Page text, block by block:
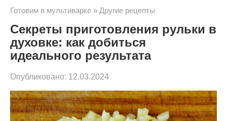
Готовим в мультиварке » Другие рецепты
Секреты приготовления рульки в
духовке: как добиться
идеального результатa
Опубликовано: 12.03.2024